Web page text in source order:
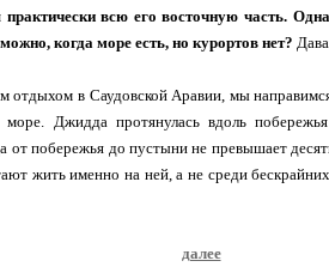
всю его восточную часть.
когда море есть, но курортов нет?
в Саудовской Аравии, мы
Джидда протянулась вдоль
от побережья до пустыни не превышает
жить именно на ней, а не среди
далее